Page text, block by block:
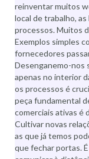
reinventar muitos
local de trabalho,
processos. Muitos
Exemplos simples
fornecedores
Desenganemo-nos
apenas no interior
os processos é
peça fundamental
comerciais ativas é
Cultivar novas
as que já temos
que fechar portas.